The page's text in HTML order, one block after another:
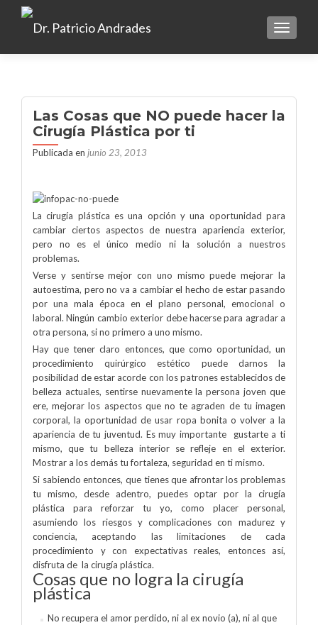
Las Cosas que NO puede hacer la
Cirugía Plástica por ti
Publicada en junio 23, 2013
La cirugía plástica es una opción y una oportunidad para
cambiar ciertos aspectos de nuestra apariencia exterior,
pero no es el único medio ni la solución a nuestros
problemas.
Verse y sentirse mejor con uno mismo puede mejorar la
autoestima, pero no va a cambiar el hecho de estar pasando
por una mala época en el plano personal, emocional o
laboral. Ningún cambio exterior debe hacerse para agradar a
otra persona, si no primero a uno mismo.
Hay que tener claro entonces, que como oportunidad, un
procedimiento quirúrgico estético puede darnos la
posibilidad de estar acorde con los patrones establecidos de
belleza actuales, sentirse nuevamente la persona joven que
ere, mejorar los aspectos que no te agraden de tu imagen
corporal, la oportunidad de usar ropa bonita o volver a la
apariencia de tu juventud. Es muy importante
gustarte a ti
mismo, que tu belleza interior se refleje en el exterior.
Mostrar a los demás tu fortaleza, seguridad en ti mismo.
Si sabiendo entonces, que tienes que afrontar los problemas
tu mismo, desde adentro, puedes optar por la cirugía
plástica para reforzar tu yo, como placer personal,
asumiendo los riesgos y complicaciones con madurez y
conciencia, aceptando las limitaciones de cada
procedimiento y con expectativas reales, entonces así,
disfruta de la cirugía plástica.
Cosas que no logra la cirugía
plástica
No recupera el amor perdido, ni al ex novio (a), ni al que